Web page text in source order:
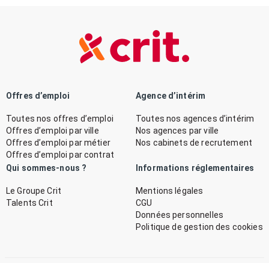
Offres d’emploi
Toutes nos offres d’emploi
Offres d’emploi par ville
Offres d’emploi par métier
Offres d’emploi par contrat
Agence d’intérim
Toutes nos agences d’intérim
Nos agences par ville
Nos cabinets de recrutement
Qui sommes-nous ?
Le Groupe Crit
Talents Crit
Informations réglementaires
Mentions légales
CGU
Données personnelles
Politique de gestion des cookies